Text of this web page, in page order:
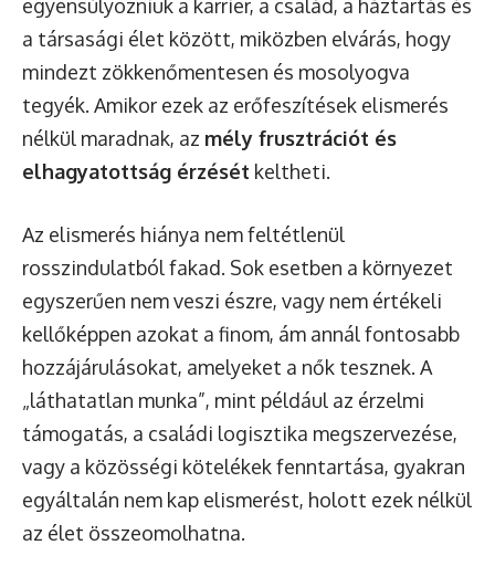
egyensúlyozniuk a karrier, a család, a háztartás és
a társasági élet között, miközben elvárás, hogy
mindezt zökkenőmentesen és mosolyogva
tegyék. Amikor ezek az erőfeszítések elismerés
nélkül maradnak, az mély frusztrációt és
elhagyatottság érzését keltheti.
Az elismerés hiánya nem feltétlenül
rosszindulatból fakad. Sok esetben a környezet
egyszerűen nem veszi észre, vagy nem értékeli
kellőképpen azokat a finom, ám annál fontosabb
hozzájárulásokat, amelyeket a nők tesznek. A
„láthatatlan munka”, mint például az érzelmi
támogatás, a családi logisztika megszervezése,
vagy a közösségi kötelékek fenntartása, gyakran
egyáltalán nem kap elismerést, holott ezek nélkül
az élet összeomolhatna.